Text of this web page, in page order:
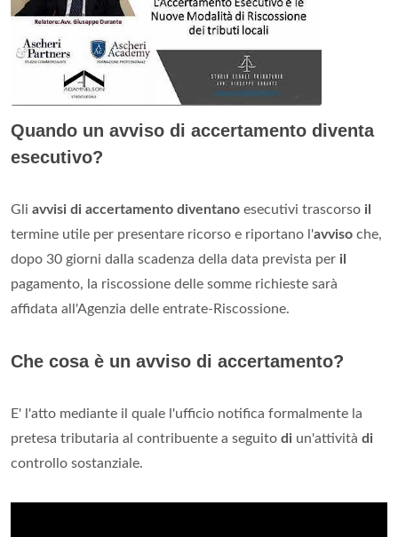
Quando un avviso di accertamento diventa
esecutivo?
Gli avvisi di accertamento diventano esecutivi trascorso il
termine utile per presentare ricorso e riportano l'avviso che,
dopo 30 giorni dalla scadenza della data prevista per il
pagamento, la riscossione delle somme richieste sarà
affidata all'Agenzia delle entrate-Riscossione.
Che cosa è un avviso di accertamento?
E' l'atto mediante il quale l'ufficio notifica formalmente la
pretesa tributaria al contribuente a seguito di un'attività di
controllo sostanziale.